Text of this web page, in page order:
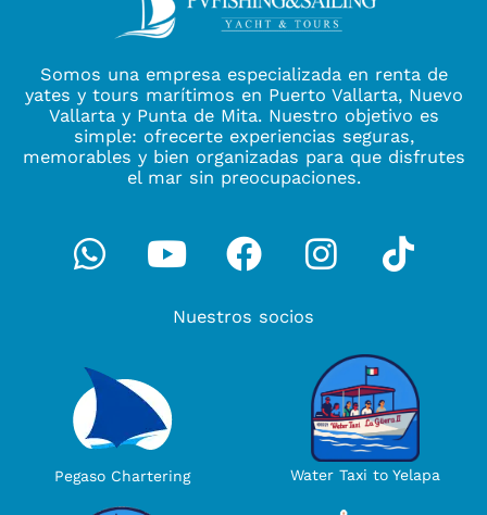
Somos una empresa especializada en renta de
yates y tours marítimos en Puerto Vallarta, Nuevo
Vallarta y Punta de Mita. Nuestro objetivo es
simple: ofrecerte experiencias seguras,
memorables y bien organizadas para que disfrutes
el mar sin preocupaciones.
Whatsapp
YoutubeFacebook
Nuestros socios
Pegaso Chartering Water Taxi to Yelapa